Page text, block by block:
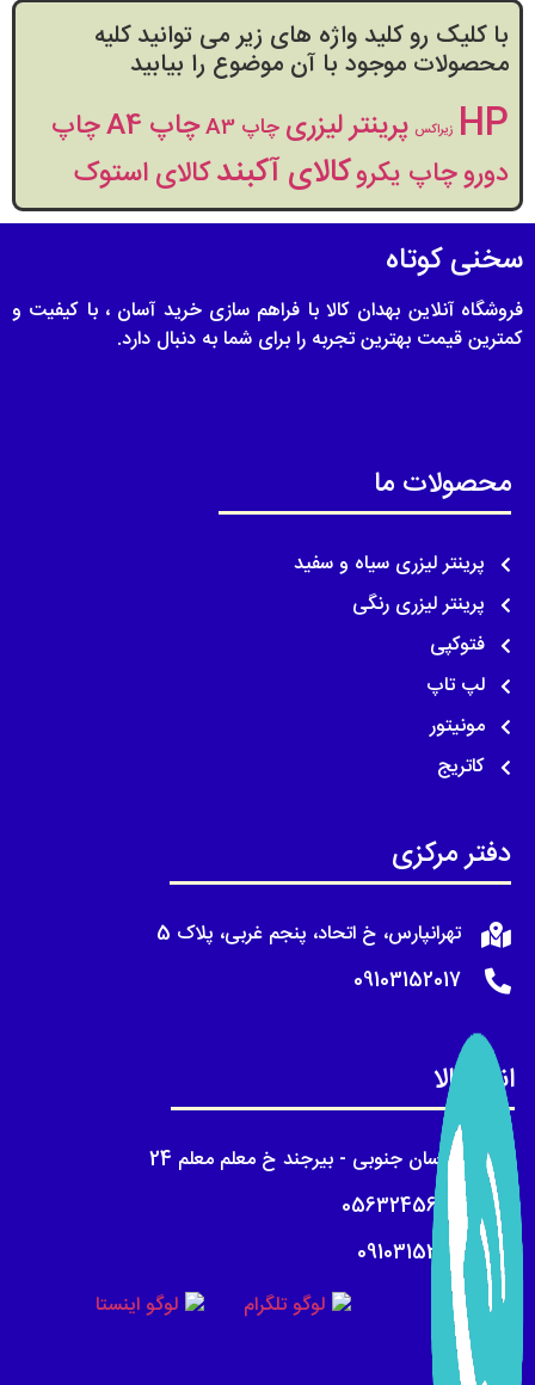
با کلیک رو کلید واژه های زیر می توانید کلیه
محصولات موجود با آن موضوع را بیابید
HP زیراکس پرینتر لیزری چاپ A3 چاپ A4
چاپ
دوروچاپ یکروکالای آکبندکالای استوک
سخنی کوتاه
فروشگاه آنلاین بهدان کالا با فراهم سازی خرید آسان ، با کیفیت و
کمترین قیمت بهترین تجربه را برای شما به دنبال دارد.
محصولات ما
پرینتر لیزری سیاه و سفید
پرینتر لیزری رنگی
فتوکپی
لپ تاپ
مونیتور
کاتریج
دفتر مرکزی
تهرانپارس، خ اتحاد، پنجم غربی، پلاک 5
09103152017
انبار کالا
خراسان جنوبی - بیرجند خ معلم معلم 24
05632456018
09103152017